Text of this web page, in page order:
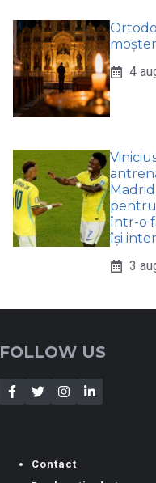
4
într-o
își
3
FOLLOW US
Contact